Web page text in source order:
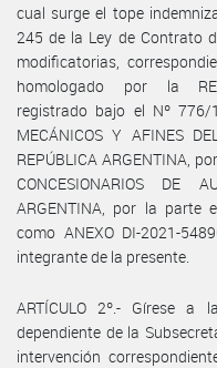
cual surge el tope
245 de la Ley de Contrato
modificatorias,
homologado por la
registrado bajo el Nº 776/
MECÁNICOS Y AFINES
REPÚBLICA ARGENTINA,
CONCESIONARIOS DE
ARGENTINA, por la parte
como ANEXO DI-2021-
integrante de la presente.
ARTÍCULO 2º.- Gírese a
dependiente de la
intervención